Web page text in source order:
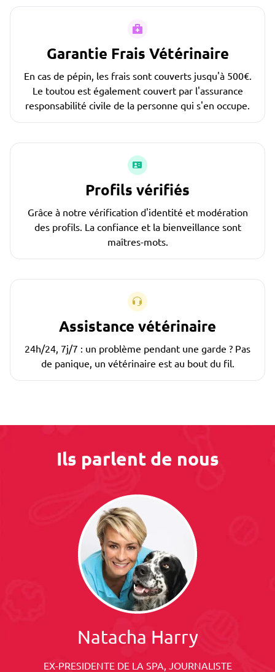
Garantie Frais Vétérinaire
En cas de pépin, les frais sont couverts jusqu'à 500€.
Le toutou est également couvert par l'assurance
responsabilité civile de la personne qui s'en occupe.
Profils vérifiés
Grâce à notre vérification d'identité et modération
des profils. La confiance et la bienveillance sont
maîtres-mots.
Assistance vétérinaire
24h/24, 7j/7 : un problème pendant une garde ? Pas
de panique, un vétérinaire est au bout du fil.
Ils parlent de nous
Natacha Harry
EX-PRESIDENTE DE LA SPA, JOURNALISTE